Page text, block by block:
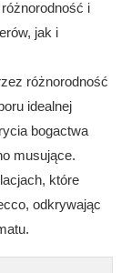
i
jak i
różnorodność
idealnej
bogactwa
musujące.
które
odkrywając